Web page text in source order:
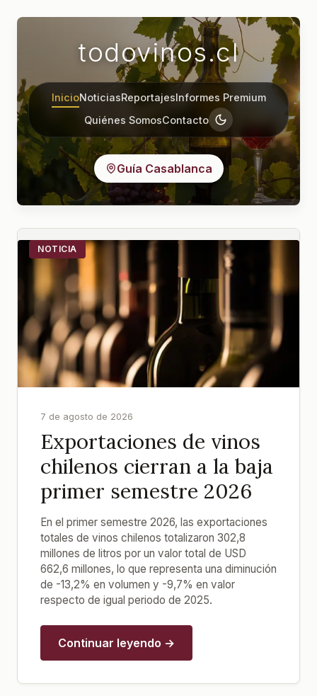
todovinos.cl
InicioNoticiasReportajesInformes Premium
Quiénes SomosContacto
Guía Casablanca
NOTICIA
7 de agosto de 2026
Exportaciones de vinos
chilenos cierran a la baja
primer semestre 2026
En el primer semestre 2026, las exportaciones
totales de vinos chilenos totalizaron 302,8
millones de litros por un valor total de USD
662,6 millones, lo que representa una diminución
de -13,2% en volumen y -9,7% en valor
respecto de igual periodo de 2025.
Continuar leyendo →